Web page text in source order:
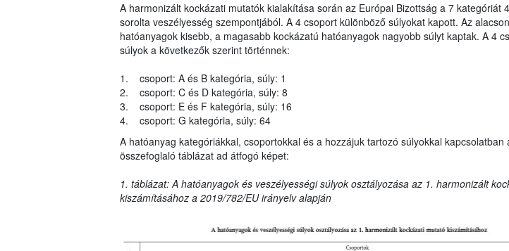
A harmonizált kockázati mutatók kialakítása során az Európai Bizottság a 7 kategóriát
sorolta veszélyesség szempontjából. A 4 csoport különböző súlyokat kapott. Az
hatóanyagok kisebb, a magasabb kockázatú hatóanyagok nagyobb súlyt kaptak. A 4
súlyok a következők szerint történnek:
1. csoport: A és B kategória, súly: 1
2. csoport: C és D kategória, súly: 8
3. csoport: E és F kategória, súly: 16
4. csoport: G kategória, súly: 64
A hatóanyag kategóriákkal, csoportokkal és a hozzájuk tartozó súlyokkal kapcsolatban
összefoglaló táblázat ad átfogó képet:
1. táblázat: A hatóanyagok és veszélyességi súlyok osztályozása az 1. harmonizált
kiszámításához a 2019/782/EU irányelv alapján